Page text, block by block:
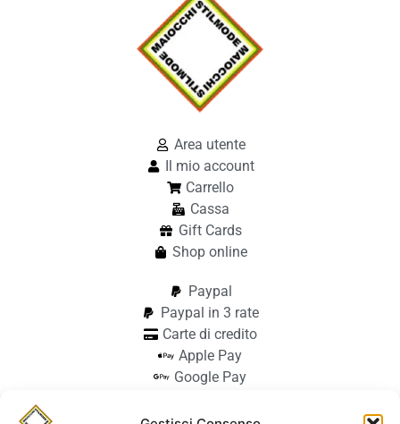
Area utente
Il mio account
Carrello
Cassa
Gift Cards
Shop online
Paypal
Paypal in 3 rate
Carte di credito
Apple Pay
Google Pay
Pagamento alla consegna